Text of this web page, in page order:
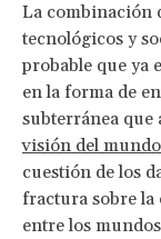
La combinación
tecnológicos y
probable que ya
en la forma de
subterránea que
visión del mundo
cuestión de los
fractura sobre la
entre los